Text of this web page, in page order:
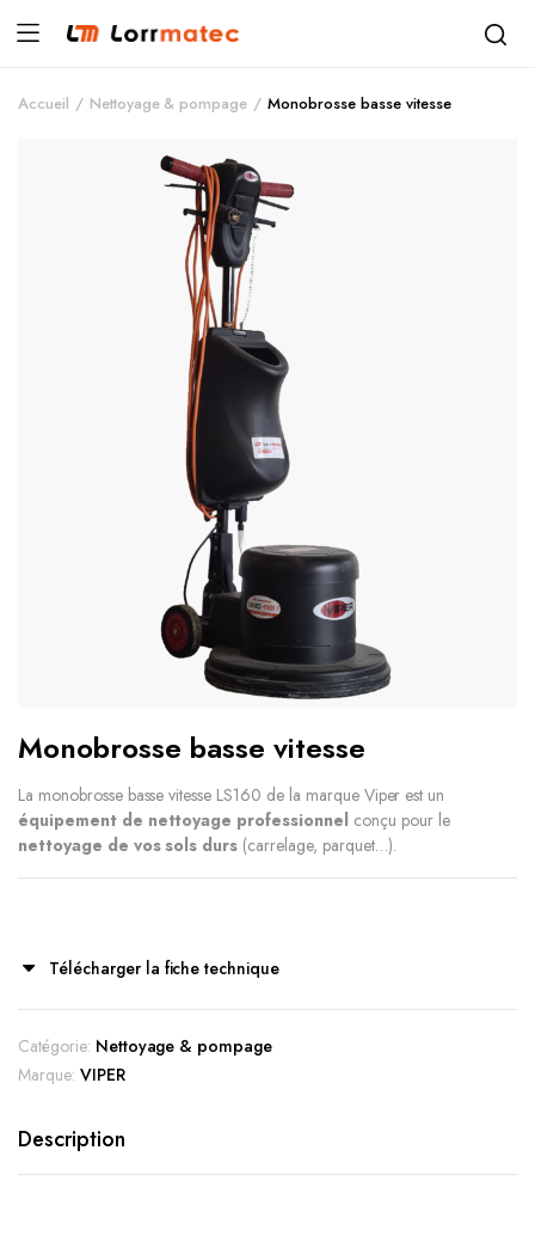
Accueil Nettoyage & pompage Monobrosse basse vitesse
Monobrosse basse vitesse
La monobrosse basse vitesse LS160 de la marque Viper est un
équipement de nettoyage professionnel conçu pour le
nettoyage de vos sols durs (carrelage, parquet…).
Télécharger la fiche technique
Catégorie: Nettoyage & pompage
Marque: VIPER
Description